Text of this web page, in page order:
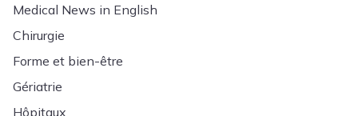
Medical News in English
Chirurgie
Forme et bien-être
Gériatrie
Hôpitaux